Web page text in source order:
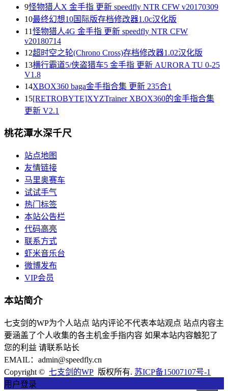
9怪物猎人X 金手指 更新 speedfly NTR CFW v20170309
10最终幻想10国际版存档修改器1.0c汉化版
11怪物猎人4G 金手指 更新 speedfly NTR CFW
v20180714
12超时空之轮(Chrono Cross)存档修改器1.02汉化版
13横行霸道5/侠盗猎车5 金手指 更新 AURORA TU 0-25
V1.8
14XBOX360 baga金手指合集 更新 235合1
15[RETROBYTE]XYZTrainer XBOX360的金手指合集
更新 V2.1
桃花潭水深千尺
站点地图
友情链接
马里奥赛车
试试手气
热门标签
本站公告栏
代码高亮
联系方式
虾米音乐台
微博发布
VIP会员
本站简介
七支剑的WP为个人站点 站内评论不代表本站观点 站点内容主
要涵盖了个人收集的各主机金手指内容 如果本站内容触犯了
您的利益 请联系站长
EMAIL：admin@speedfly.cn
Copyright © 七支剑的WP 版权所有. 苏ICP备15007107号-1
用户登录